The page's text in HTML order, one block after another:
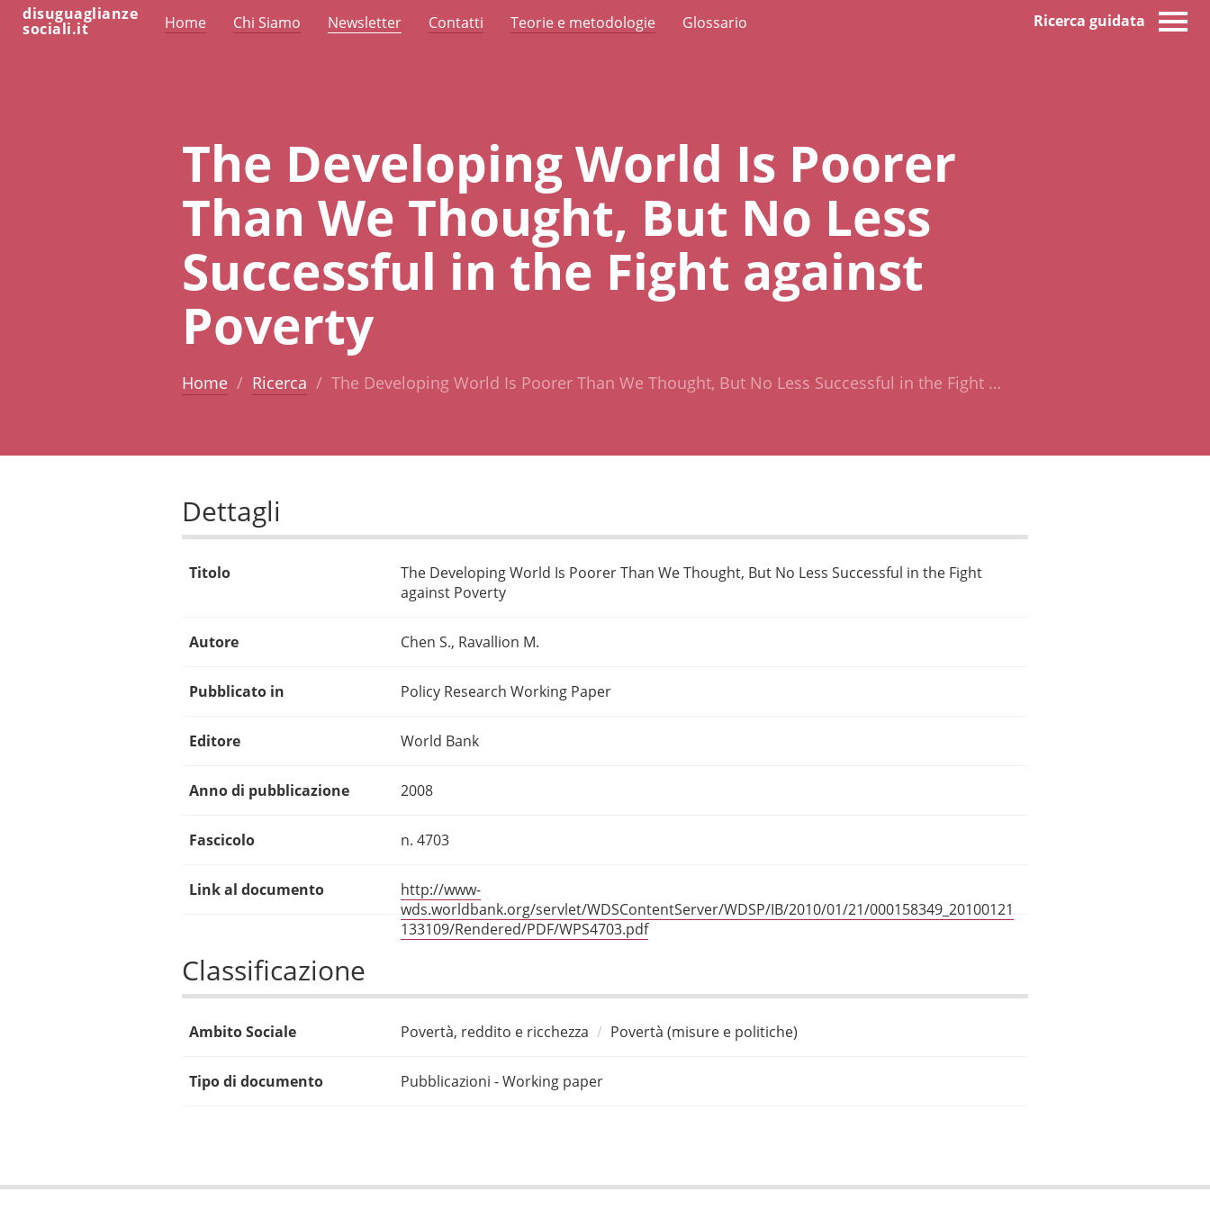
disuguaglianze
sociali.it Home Chi Siamo Newsletter Contatti Teorie e metodologie Glossario Ricerca guidata
The Developing World Is Poorer
Than We Thought, But No Less
Successful in the Fight against
Poverty
Home Ricerca The Developing World Is Poorer Than We Thought, But No Less Successful in the Fight …
Dettagli
Titolo
The Developing World Is Poorer Than We Thought, But No Less Successful in the Fight
against Poverty
Autore Chen S., Ravallion M.
Pubblicato in Policy Research Working Paper
Editore World Bank
Anno di pubblicazione 2008
Fascicolo n. 4703
Link al documento
http://www-
wds.worldbank.org/servlet/WDSContentServer/WDSP/IB/2010/01/21/000158349_20100121
133109/Rendered/PDF/WPS4703.pdf
Classificazione
Ambito Sociale Povertà, reddito e ricchezza Povertà (misure e politiche)
Tipo di documento Pubblicazioni - Working paper